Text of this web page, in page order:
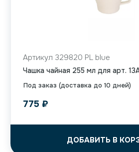
Под заказ (доставка до 10 дней)
Артикул 329820 PL blue
Чашка чайная 255 мл для арт.
775 ₽
ДОБАВИТЬ В